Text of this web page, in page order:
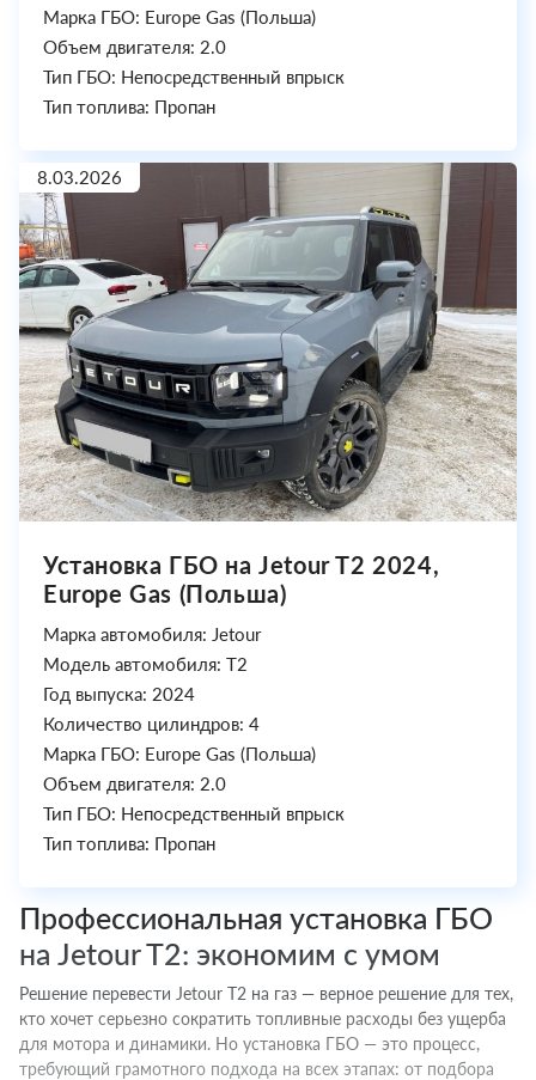
Марка ГБО: Europe Gas (Польша)
Объем двигателя: 2.0
Тип ГБО: Непосредственный впрыск
Тип топлива: Пропан
8.03.2026
Установка ГБО на Jetour T2 2024,
Europe Gas (Польша)
Марка автомобиля: Jetour
Модель автомобиля: T2
Год выпуска: 2024
Количество цилиндров: 4
Марка ГБО: Europe Gas (Польша)
Объем двигателя: 2.0
Тип ГБО: Непосредственный впрыск
Тип топлива: Пропан
Профессиональная установка ГБО
на Jetour T2: экономим с умом
Решение перевести Jetour T2 на газ — верное решение для тех,
кто хочет серьезно сократить топливные расходы без ущерба
для мотора и динамики. Но установка ГБО — это процесс,
требующий грамотного подхода на всех этапах: от подбора